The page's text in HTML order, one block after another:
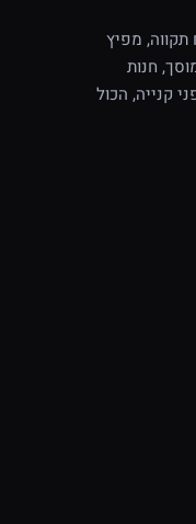
תקווה, מפיץ
של מטרו מוטור, מאז 2000. מוסך, חנות
קנייה, הכול